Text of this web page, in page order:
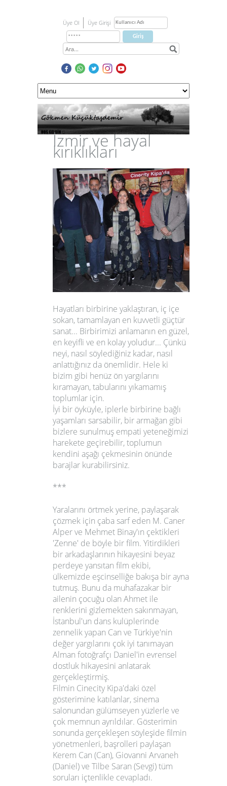
Üye Ol Üye Girişi
İzmir ve hayal
kırıklıkları
Hayatları birbirine yaklaştıran, iç içe
sokan, tamamlayan en kuvvetli güçtür
sanat... Birbirimizi anlamanın en güzel,
en keyifli ve en kolay yoludur... Çünkü
neyi, nasıl söylediğiniz kadar, nasıl
anlattığınız da önemlidir. Hele ki
bizim gibi henüz ön yargılarını
kıramayan, tabularını yıkamamış
toplumlar için.
İyi bir öyküyle, iplerle birbirine bağlı
yaşamları sarsabilir, bir armağan gibi
bizlere sunulmuş empati yeteneğimizi
harekete geçirebilir, toplumun
kendini aşağı çekmesinin önünde
barajlar kurabilirsiniz.
***
Yaralarını örtmek yerine, paylaşarak
çözmek için çaba sarf eden M. Caner
Alperve Mehmet Binay'ın çektikleri
'Zenne' de böyle bir film. Yitirdikleri
bir arkadaşlarının hikayesini beyaz
perdeye yansıtan film ekibi,
ülkemizde eşcinselliğe bakışa bir ayna
tutmuş. Bunu da muhafazakar bir
ailenin çocuğu olan Ahmet ile
renklerini gizlemekten sakınmayan,
İstanbul'un dans kulüplerinde
zennelik yapan Can ve Türkiye'nin
değer yargılarını çok iyi tanımayan
Alman fotoğrafçı Daniel'in evrensel
dostluk hikayesini anlatarak
gerçekleştirmiş.
Filmin Cinecity Kipa'daki özel
gösterimine katılanlar, sinema
salonundan gülümseyen yüzlerle ve
çok memnun ayrıldılar. Gösterimin
sonunda gerçekleşen söyleşide filmin
yönetmenleri, başrolleri paylaşan
Kerem Can (Can), Giovanni Arvaneh
(Daniel)ve Tilbe Saran (Sevgi)tüm
soruları içtenlikle cevapladı.